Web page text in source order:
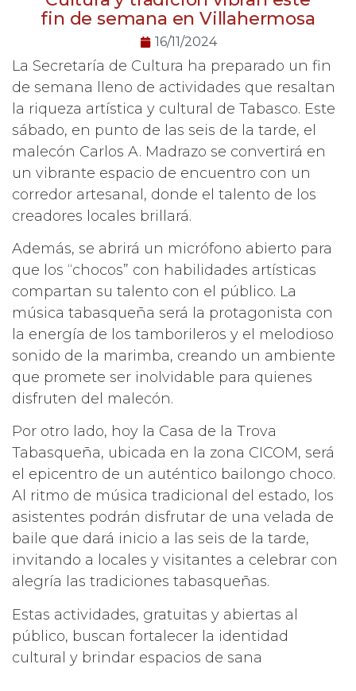
fin de semana en Villahermosa
16/11/2024
La Secretaría de Cultura ha preparado un fin
de semana lleno de actividades que resaltan
la riqueza artística y cultural de Tabasco. Este
sábado, en punto de las seis de la tarde, el
malecón Carlos A. Madrazo se convertirá en
un vibrante espacio de encuentro con un
corredor artesanal, donde el talento de los
creadores locales brillará.
Además, se abrirá un micrófono abierto para
que los “chocos” con habilidades artísticas
compartan su talento con el público. La
música tabasqueña será la protagonista con
la energía de los tamborileros y el melodioso
sonido de la marimba, creando un ambiente
que promete ser inolvidable para quienes
disfruten del malecón.
Por otro lado, hoy la Casa de la Trova
Tabasqueña, ubicada en la zona CICOM, será
el epicentro de un auténtico bailongo choco.
Al ritmo de música tradicional del estado, los
asistentes podrán disfrutar de una velada de
baile que dará inicio a las seis de la tarde,
invitando a locales y visitantes a celebrar con
alegría las tradiciones tabasqueñas.
Estas actividades, gratuitas y abiertas al
público, buscan fortalecer la identidad
cultural y brindar espacios de sana